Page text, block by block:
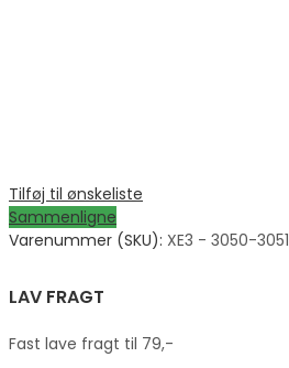
Tilføj til ønskeliste
Sammenligne
Varenummer (SKU): XE3 - 3050-3051
LAV FRAGT
Fast lave fragt til 79,-